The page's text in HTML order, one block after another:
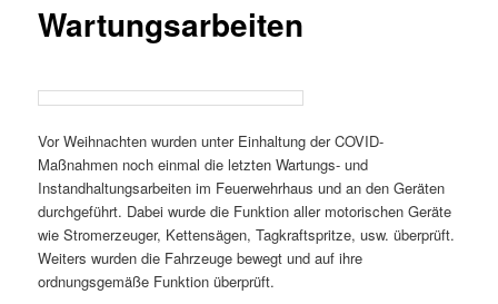
Wartungsarbeiten
Vor Weihnachten wurden unter Einhaltung der COVID-
Maßnahmen noch einmal die letzten Wartungs- und
Instandhaltungsarbeiten im Feuerwehrhaus und an den Geräten
durchgeführt. Dabei wurde die Funktion aller motorischen Geräte
wie Stromerzeuger, Kettensägen, Tagkraftspritze, usw. überprüft.
Weiters wurden die Fahrzeuge bewegt und auf ihre
ordnungsgemäße Funktion überprüft.